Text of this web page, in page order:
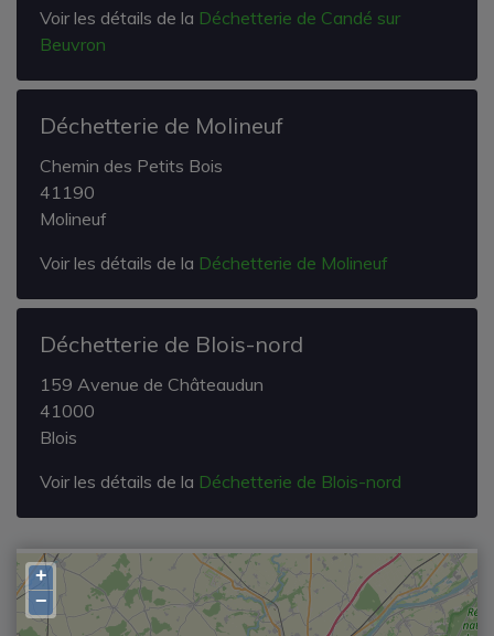
+
−
Voir les détails de la Déchetterie de Candé sur
Beuvron
Déchetterie de Molineuf
Chemin des Petits Bois
41190
Molineuf
Voir les détails de la Déchetterie de Molineuf
Déchetterie de Blois-nord
159 Avenue de Châteaudun
41000
Blois
Voir les détails de la Déchetterie de Blois-nord